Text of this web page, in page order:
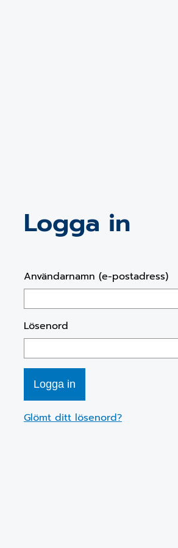
Logga in
Användarnamn (e-postadress)
Lösenord
Glömt ditt lösenord?